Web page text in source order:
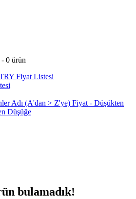
- 0 ürün
Fiyat Listesi
Adı (A'dan > Z'ye) Fiyat - Düşükten
Düşüğe
bulamadık!